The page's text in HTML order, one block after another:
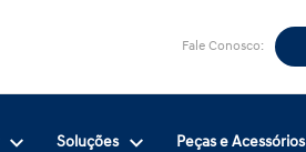
Fale Conosco:
Soluções Peças e Acessórios